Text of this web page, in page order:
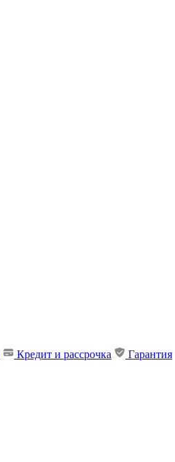
Кредит и рассрочка Гарантия